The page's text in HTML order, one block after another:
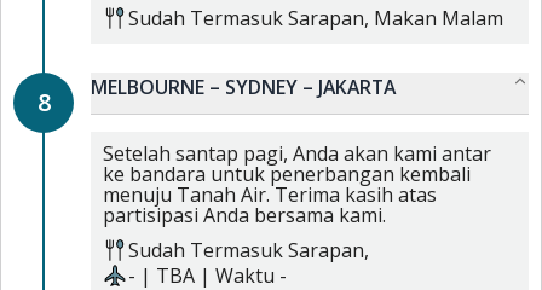
Sudah TermasukSarapan, Makan Malam
8 MELBOURNE – SYDNEY – JAKARTA
Setelah santap pagi, Anda akan kami antar
ke bandara untuk penerbangan kembali
menuju Tanah Air. Terima kasih atas
partisipasi Anda bersama kami.
Sudah TermasukSarapan,
- | TBA | Waktu -